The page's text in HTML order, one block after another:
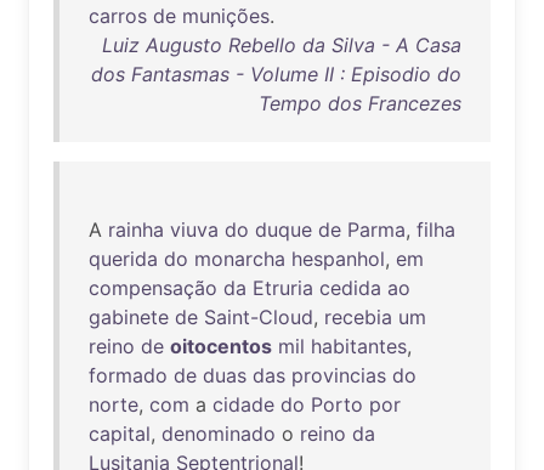
carros de munições.
Luiz Augusto Rebello da Silva - A Casa
dos Fantasmas - Volume II : Episodio do
Tempo dos Francezes
A rainha viuva do duque de Parma, filha
querida do monarcha hespanhol, em
compensação da Etruria cedida ao
gabinete de Saint-Cloud, recebia um
reino de oitocentos mil habitantes,
formado de duas das provincias do
norte, com a cidade do Porto por
capital, denominado o reino da
Lusitania Septentrional!